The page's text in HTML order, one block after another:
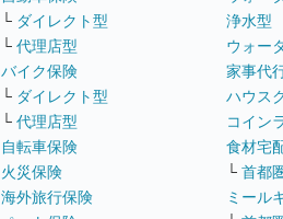
└ ダイレクト型
└ 代理店型
バイク保険
└ ダイレクト型
└ 代理店型
自転車保険
火災保険
海外旅行保険
浄水型
ウォー
家事代
ハウス
コイン
食材宅
└ 首都
ミール